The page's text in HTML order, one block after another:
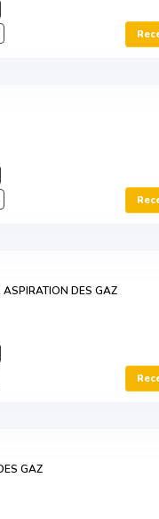
ASPIRATION DES GAZ
GAZ